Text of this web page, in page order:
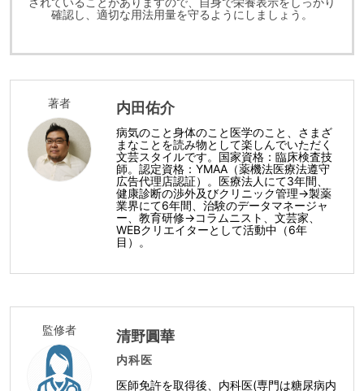
確認し、適切な用法用量を守るようにしましょう。
著者 内田佑介
病気のこと身体のこと医学のこと、さまざ
まなことを読み物として楽しんでいただく
文芸スタイルです。国家資格：臨床検査技
師。認定資格：YMAA（薬機法医療法遵守
広告代理店認証）。医療法人にて3年間、
健康診断の渉外及びクリニック管理→製薬
業界にて6年間、治験のデータマネージャ
ー、教育研修→コラムニスト、文芸家、
WEBクリエイターとして活動中（6年
目）。
監修者 清野圓華
内科医
医師免許を取得後、内科医(専門は糖尿病内